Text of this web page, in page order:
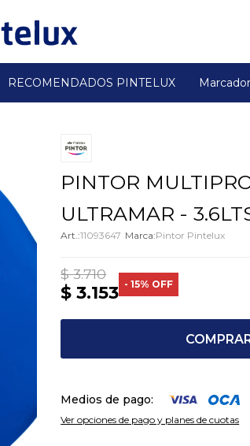
RECOMENDADOS PINTELUX
PINTOR
ULTRAMAR -
11093647 Pintor Pintelux
$ 3.153
$ 3.710
15
Medios de pago:
Ver opciones de pago y planes de cuotas